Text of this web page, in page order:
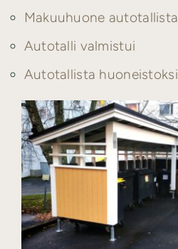
Makuuhuone autotallista
Autotalli valmistui
Autotallista huoneistoksi